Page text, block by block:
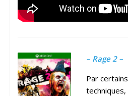
– Rage 2 –
Par